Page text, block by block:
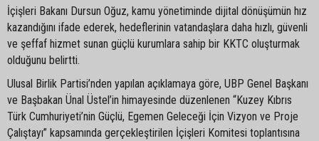
İçişleri Bakanı Dursun Oğuz, kamu yönetiminde dijital dönüşümün hız
kazandığını ifade ederek, hedeflerinin vatandaşlara daha hızlı, güvenli
ve şeffaf hizmet sunan güçlü kurumlara sahip bir KKTC oluşturmak
olduğunu belirtti.
Ulusal Birlik Partisi’nden yapılan açıklamaya göre, UBP Genel Başkanı
ve Başbakan Ünal Üstel’in himayesinde düzenlenen “Kuzey Kıbrıs
Türk Cumhuriyeti’nin Güçlü, Egemen Geleceği İçin Vizyon ve Proje
Çalıştayı” kapsamında gerçekleştirilen İçişleri Komitesi toplantısına